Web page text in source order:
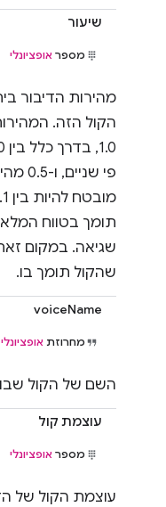
שיעור
מספר אופציונלי
מהירות הדיבור
הקול הזה.
פי
תומך בטווח המלא
שגיאה. במקום
שהקול תומך בו.
voiceName
מחרוזת אופציונלי
השם של הקול
עוצמת קול
מספר אופציונלי